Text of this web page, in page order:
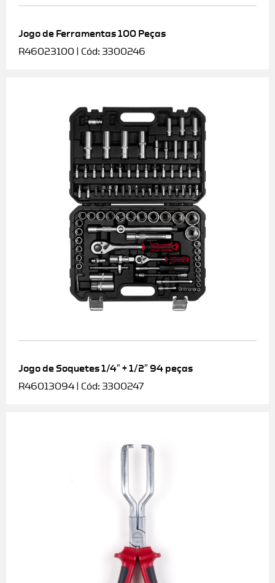
Jogo de Ferramentas 100 Peças
R46023100 | Cód: 3300246
Jogo de Soquetes 1/4″ + 1/2″ 94 peças
R46013094 | Cód: 3300247